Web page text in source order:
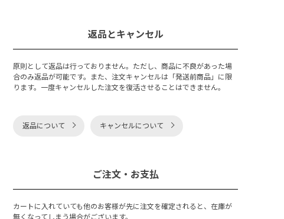
返品とキャンセル
原則として返品は行っておりません。ただし、商品に不良があった場
合のみ返品が可能です。また、注文キャンセルは「発送前商品」に限
ります。一度キャンセルした注文を復活させることはできません。
返品について キャンセルについて
ご注文・お支払
カートに入れていても他のお客様が先に注文を確定されると、在庫が
無くなってしまう場合がございます。